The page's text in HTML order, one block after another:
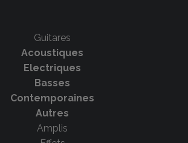
Guitares
Acoustiques
Electriques
Basses
Contemporaines
Autres
Amplis